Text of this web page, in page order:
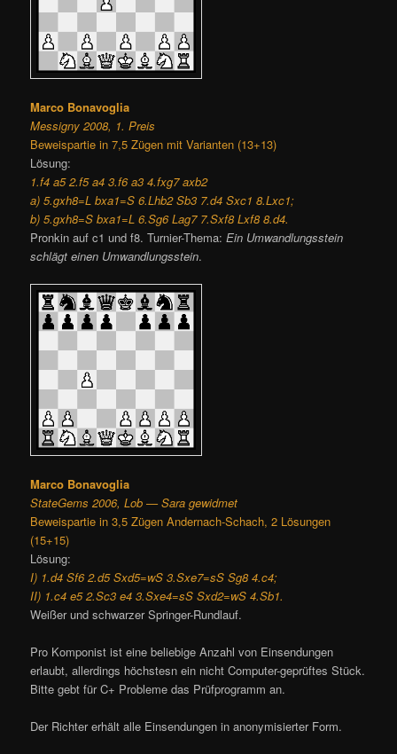
Marco Bonavoglia
Messigny 2008, 1. Preis
Beweispartie in 7,5 Zügen mit Varianten (13+13)
Lösung:
1.f4 a5 2.f5 a4 3.f6 a3 4.fxg7 axb2
a) 5.gxh8=L bxa1=S 6.Lhb2 Sb3 7.d4 Sxc1 8.Lxc1;
b) 5.gxh8=S bxa1=L 6.Sg6 Lag7 7.Sxf8 Lxf8 8.d4.
Pronkin auf c1 und f8. Turnier-Thema:Ein Umwandlungsstein
schlägt einen Umwandlungsstein.
Marco Bonavoglia
StateGems 2006, Lob — Sara gewidmet
Beweispartie in 3,5 Zügen Andernach-Schach, 2 Lösungen
(15+15)
Lösung:
I) 1.d4 Sf6 2.d5 Sxd5=wS 3.Sxe7=sS Sg8 4.c4;
II) 1.c4 e5 2.Sc3 e4 3.Sxe4=sS Sxd2=wS 4.Sb1.
Weißer und schwarzer Springer-Rundlauf.
Pro Komponist ist eine beliebige Anzahl von Einsendungen
erlaubt, allerdings höchstesn ein nicht Computer-geprüftes Stück.
Bitte gebt für C+ Probleme das Prüfprogramm an.
Der Richter erhält alle Einsendungen in anonymisierter Form.